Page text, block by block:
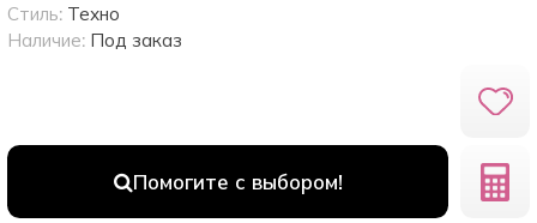
Помогите с выбором!
Стиль: Техно
Наличие: Под заказ